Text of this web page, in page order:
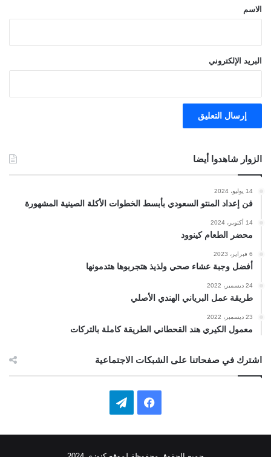
*الاسم
البريد الإلكتروني
الزوار شاهدوا أيضا
14 يوليو، 2024
فن إعداد المنتو السعودي بأبسط الخطوات الأكلة الصينية المشهورة
14 أكتوبر، 2024
محضر الطعام كينوود
6 فبراير، 2023
أفضل وجبة عشاء صحي ولذيذ هتجربوها هتدمونها
24 ديسمبر، 2022
طريقة عمل البرياني الهندي الأصلي
23 ديسمبر، 2022
معمول الكيري هند القحطاني الطريقة كاملة بالتركات
اشترك في صفحاتنا على الشبكات الاجتماعية
س